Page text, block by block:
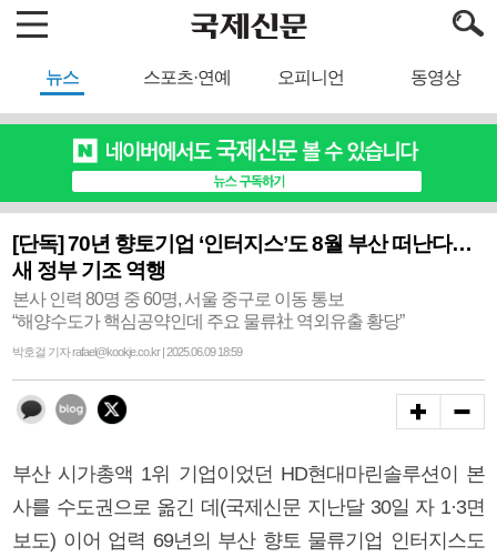
뉴스 스포츠·연예 오피니언 동영상
[단독] 70년 향토기업 ‘인터지스’도 8월 부산 떠난다…
새 정부 기조 역행
본사 인력 80명 중 60명, 서울 중구로 이동 통보
“해양수도가 핵심공약인데 주요 물류社 역외유출 황당”
박호걸 기자 rafael@kookje.co.kr | 2025.06.09 18:59
부산 시가총액 1위 기업이었던 HD현대마린솔루션이 본
사를 수도권으로 옮긴 데(국제신문 지난달 30일 자 1·3면
보도) 이어 업력 69년의 부산 향토 물류기업 인터지스도